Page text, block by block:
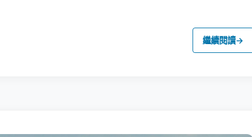
繼續閱讀→